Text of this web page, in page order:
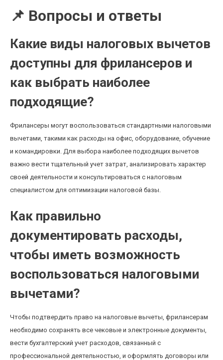
📌 Вопросы и ответы
Какие виды налоговых вычетов
доступны для фрилансеров и
как выбрать наиболее
подходящие?
Фрилансеры могут воспользоваться стандартными налоговыми
вычетами, такими как расходы на офис, оборудование, обучение
и командировки. Для выбора наиболее подходящих вычетов
важно вести тщательный учет затрат, анализировать характер
своей деятельности и консультироваться с налоговым
специалистом для оптимизации налоговой базы.
Как правильно
документировать расходы,
чтобы иметь возможность
воспользоваться налоговыми
вычетами?
Чтобы подтвердить право на налоговые вычеты, фрилансерам
необходимо сохранять все чековые и электронные документы,
вести бухгалтерский учет расходов, связанный с
профессиональной деятельностью, и оформлять договоры или